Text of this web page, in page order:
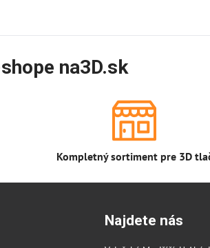
na3D.sk
Kompletný sortiment pre 3D
Najdete nás